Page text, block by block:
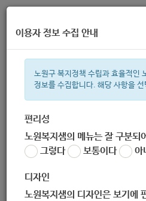
주간 인기검색어
한눈으로 보는
이용자 정보 수집 안내
노원구 복지정책 수립과 효율적인
정보를 수집합니다. 해당 사항을
편리성
노원복지샘의 메뉴는 잘 구분되
그렇다
보통이다 아
디자인
노원복지샘의 디자인은 보기에